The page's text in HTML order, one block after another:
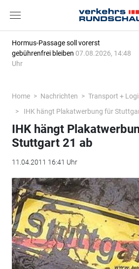
Hormus-Passage soll vorerst
gebührenfrei bleiben 07.08.2026, 14:48
Uhr
Home Nachrichten
Transport +
IHK hängt Plakatwerbung für
IHK hängt
Stuttgart 21 ab
11.04.2011 16:41 Uhr